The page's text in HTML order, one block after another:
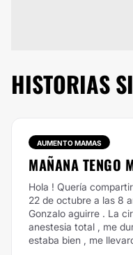
HISTORIAS
AUMENTO MAMAS
MAÑANA TENGO
Hola ! Quería
22 de octubre a las 8
Gonzalo aguirre . La
anestesia total , me
estaba bien , me